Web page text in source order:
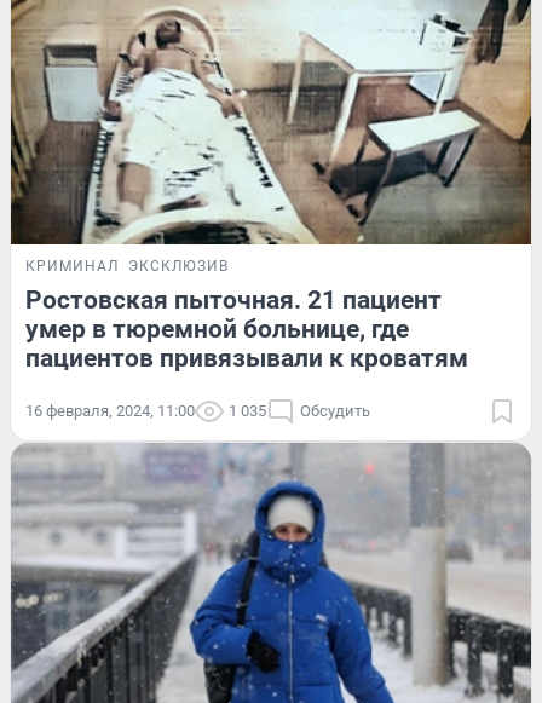
КРИМИНАЛ ЭКСКЛЮЗИВ
Ростовская пыточная. 21 пациент
умер в тюремной больнице, где
пациентов привязывали к кроватям
16 февраля, 2024, 11:00 1 035 Обсудить